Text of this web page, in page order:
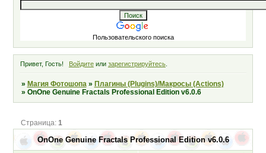
Пользовательского поиска
Привет, Гость! Войдитеили зарегистрируйтесь.
» Магия Фотошопа » Плагины (Plugins)/Макросы (Actions)
» OnOne Genuine Fractals Professional Edition v6.0.6
OnOne Genuine Fractals Professional Edition v6.0.6
Страница: 1